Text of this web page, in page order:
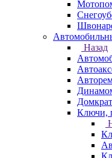
Назад
Ключи,